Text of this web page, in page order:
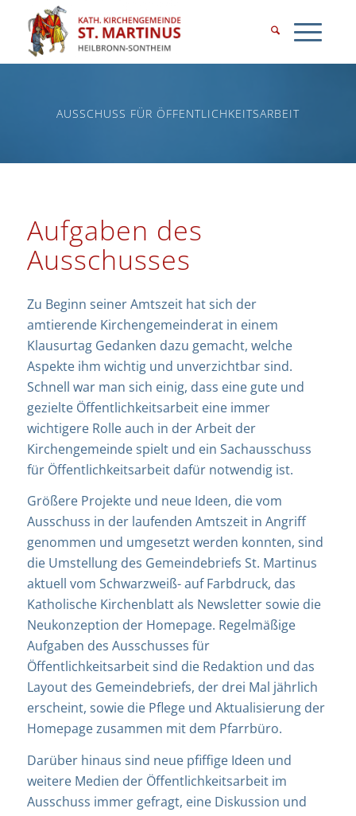
AUSSCHUSS FÜR ÖFFENTLICHKEITSARBEIT
Aufgaben des
Ausschusses
Zu Beginn seiner Amtszeit hat sich der
amtierende Kirchengemeinderat in einem
Klausurtag Gedanken dazu gemacht, welche
Aspekte ihm wichtig und unverzichtbar sind.
Schnell war man sich einig, dass eine gute und
gezielte Öffentlichkeitsarbeit eine immer
wichtigere Rolle auch in der Arbeit der
Kirchengemeinde spielt und ein Sachausschuss
für Öffentlichkeitsarbeit dafür notwendig ist.
Größere Projekte und neue Ideen, die vom
Ausschuss in der laufenden Amtszeit in Angriff
genommen und umgesetzt werden konnten, sind
die Umstellung des Gemeindebriefs St. Martinus
aktuell vom Schwarzweiß- auf Farbdruck, das
Katholische Kirchenblatt als Newsletter sowie die
Neukonzeption der Homepage. Regelmäßige
Aufgaben des Ausschusses für
Öffentlichkeitsarbeit sind die Redaktion und das
Layout des Gemeindebriefs, der drei Mal jährlich
erscheint, sowie die Pflege und Aktualisierung der
Homepage zusammen mit dem Pfarrbüro.
Darüber hinaus sind neue pfiffige Ideen und
weitere Medien der Öffentlichkeitsarbeit im
Ausschuss immer gefragt, eine Diskussion und